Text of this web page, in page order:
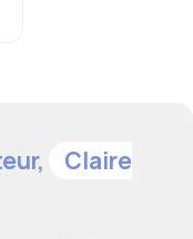
Claire